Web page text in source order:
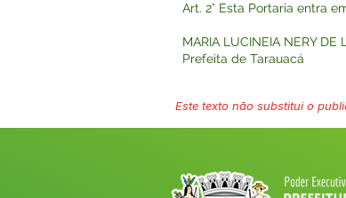
Art. 2° Esta Portaria entra
MARIA LUCINEIA NERY DE
Prefeita de Tarauacá
Este texto não substitui o